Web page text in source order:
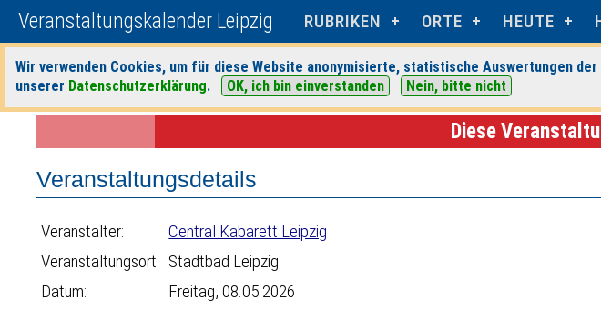
Veranstaltungskalender Leipzig RUBRIKEN ORTE HEUTE
Wir verwenden Cookies, um für diese Website anonymisierte, statistische Auswertungen
unserer Datenschutzerklärung. OK, ich bin einverstanden Nein, bitte nicht
Startseite>Veranstaltungen>Suche> Führung >Central Kabarett Leipzig> Veranstaltungsdetails
Diese
Veranstaltungsdetails
Veranstalter:
Central Kabarett Leipzig
Veranstaltungsort: Stadtbad Leipzig
Datum:
Freitag, 08.05.2026